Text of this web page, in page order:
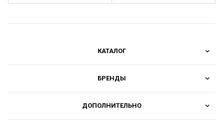
КАТАЛОГ
БРЕНДЫ
ДОПОЛНИТЕЛЬНО